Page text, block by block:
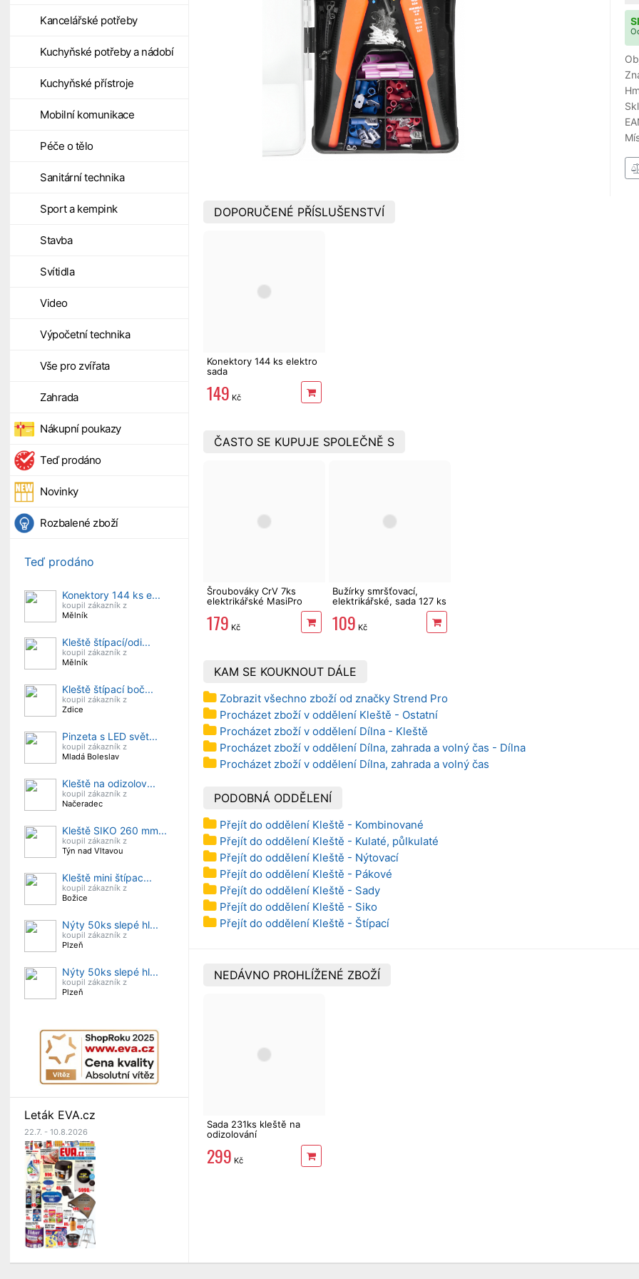
Kancelářské potřeby
Kuchyňské potřeby a nádobí
Kuchyňské přístroje
Mobilní komunikace
Péče o tělo
Sanitární technika
Sport a kempink
Stavba
Svítidla
Video
Výpočetní technika
Vše pro zvířata
Zahrada
Nákupní poukazy
Teď prodáno
Novinky
Rozbalené zboží
Teď prodáno
Konektory 144 ks e...
koupil zákazník z
Mělník
Kleště štípací/odi...
koupil zákazník z
Mělník
Kleště štípací boč...
koupil zákazník z
Zdice
Pinzeta s LED svět...
koupil zákazník z
Mladá Boleslav
Kleště na odizolov...
koupil zákazník z
Načeradec
Kleště SIKO 260 mm...
koupil zákazník z
Týn nad Vltavou
Kleště mini štípac...
koupil zákazník z
Božice
Nýty 50ks slepé hl...
koupil zákazník z
Plzeň
Nýty 50ks slepé hl...
koupil zákazník z
Plzeň
Leták EVA.cz
22.7. - 10.8.2026
DOPORUČENÉ PŘÍSLUŠENSTVÍ
Konektory 144 ks elektro
sada
149 Kč
ČASTO SE KUPUJE SPOLEČNĚ S
Šroubováky CrV 7ks
elektrikářské MasiPro
179 Kč
Bužírky smršťovací,
elektrikářské, sada 127 ks
109 Kč
KAM SE KOUKNOUT DÁLE
Zobrazit všechno zboží od značky Strend Pro
Procházet zboží v oddělení Kleště - Ostatní
Procházet zboží v oddělení Dílna - Kleště
Procházet zboží v oddělení Dílna, zahrada a volný čas - Dílna
Procházet zboží v oddělení Dílna, zahrada a volný čas
PODOBNÁ ODDĚLENÍ
Přejít do oddělení Kleště - Kombinované
Přejít do oddělení Kleště - Kulaté, půlkulaté
Přejít do oddělení Kleště - Nýtovací
Přejít do oddělení Kleště - Pákové
Přejít do oddělení Kleště - Sady
Přejít do oddělení Kleště - Siko
Přejít do oddělení Kleště - Štípací
NEDÁVNO PROHLÍŽENÉ ZBOŽÍ
Sada 231ks kleště na
odizolování
kabelů/krimpovací Strend
Pro
299 Kč